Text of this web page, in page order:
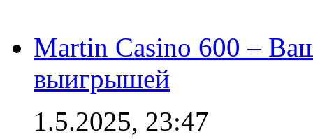
Martin Casino 600 –
выигрышей
1.5.2025, 23:47